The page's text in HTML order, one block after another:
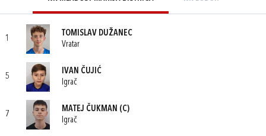
1
TOMISLAV DUŽANEC
Vratar
5
IVAN ČUJIĆ
Igrač
7
MATEJ ČUKMAN (C)
Igrač